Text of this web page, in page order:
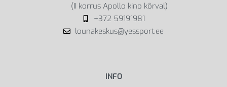
(II korrus Apollo kino kõrval)
+372 59191981
lounakeskus@yessport.ee
INFO